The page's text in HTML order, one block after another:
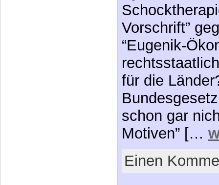
Vorschrift”
“Eugenik-
für die
schon gar
Motiven” […
Einen